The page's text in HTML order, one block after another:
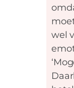
wel